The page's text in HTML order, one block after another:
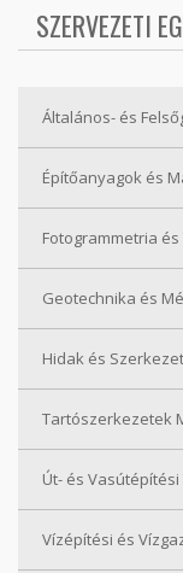
SZERVEZETI
Általános- és
Építőanyagok és
Fotogrammetria
Geotechnika és
Hidak és
Tartószerkezetek
Út- és
Vízépítési és